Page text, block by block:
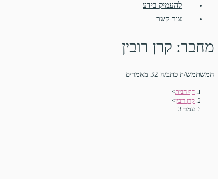
להעמיק בידע
צור קשר
מחבר: קרן רובין
המשתמש/ת כתב/ה 32 מאמרים
דף הבית>
קרן רובין>
עמוד 3